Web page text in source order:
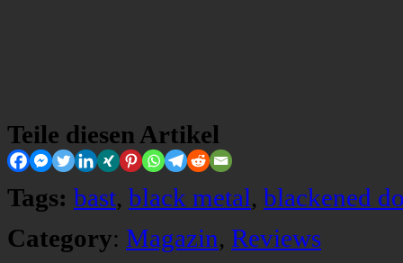
Teile diesen Artikel
Tags: bast, black metal, blackened
Category: Magazin, Reviews